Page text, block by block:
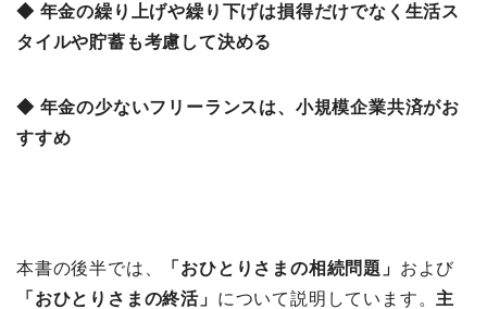
◆ 年金の繰り上げや繰り下げは損得だけでなく生活ス
タイルや貯蓄も考慮して決める
◆ 年金の少ないフリーランスは、小規模企業共済がお
すすめ
本書の後半では、 「おひとりさまの相続問題 」 および
「おひとりさまの終活」 について説明しています。 主